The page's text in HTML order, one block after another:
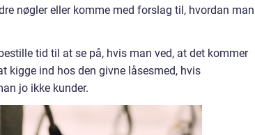
nøgler eller komme med forslag til, hvordan man
tid til at se på, hvis man ved, at det kommer
kigge ind hos den givne låsesmed, hvis
jo ikke kunder.